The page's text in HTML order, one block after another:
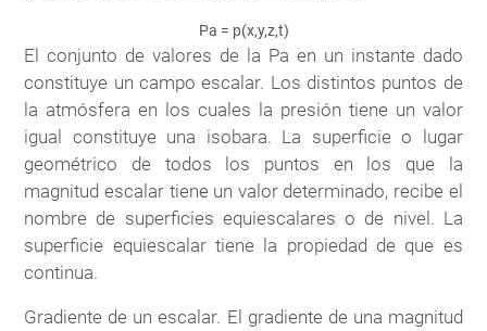
Pa = p(x,y,z,t)
El conjunto de valores de la Pa en un instante dado
constituye un campo escalar. Los distintos puntos de
la atmósfera en los cuales la presión tiene un valor
igual constituye una isobara. La superficie o lugar
geométrico de todos los puntos en los que la
magnitud escalar tiene un valor determinado, recibe el
nombre de superficies equiescalares o de nivel. La
superficie equiescalar tiene la propiedad de que es
continua.
Gradiente de un escalar. El gradiente de una magnitud